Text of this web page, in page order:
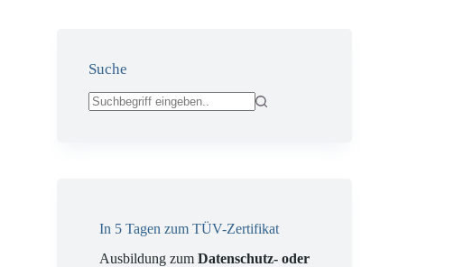
Suche
In 5 Tagen zum TÜV-Zertifikat
Ausbildung zumDatenschutz- oder